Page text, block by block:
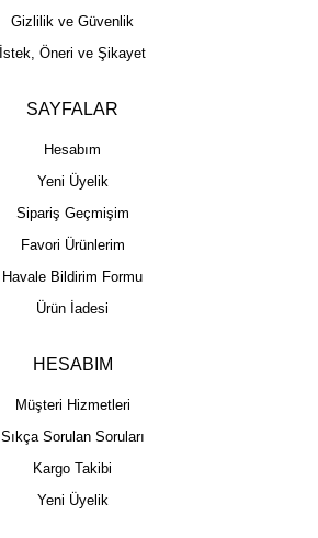
Gizlilik ve Güvenlik
İstek, Öneri ve Şikayet
SAYFALAR
Hesabım
Yeni Üyelik
Sipariş Geçmişim
Favori Ürünlerim
Havale Bildirim Formu
Ürün İadesi
HESABIM
Müşteri Hizmetleri
Sıkça Sorulan Soruları
Kargo Takibi
Yeni Üyelik